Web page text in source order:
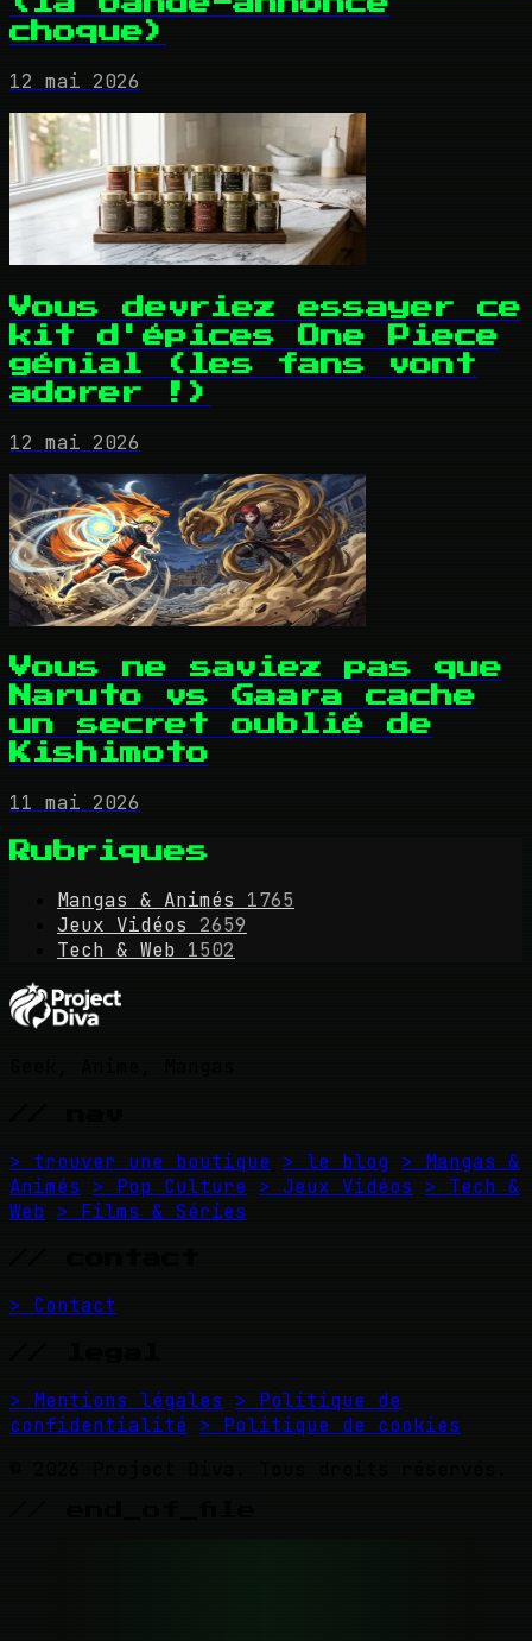
choque)
12 mai 2026
Vous devriez essayer ce
kit d'épices One Piece
génial (les fans vont
adorer !)
12 mai 2026
Vous ne saviez pas que
Naruto vs Gaara cache
un secret oublié de
Kishimoto
11 mai 2026
Rubriques
Mangas & Animés
1765
Jeux Vidéos
2659
Tech & Web 1502
> trouver une boutique > le blog > Mangas &
Animés
> Pop Culture > Jeux Vidéos
> Tech &
Web > Films & Séries
> Contact
> Mentions légales
> Politique de
confidentialité > Politique de cookies